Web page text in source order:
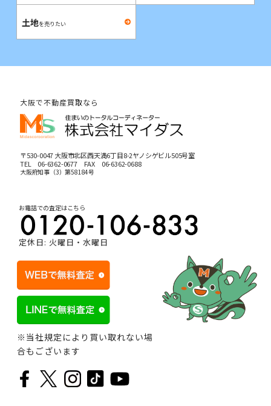
土地を売りたい
大阪で不動産買取なら
〒530-0047 大阪市北区西天満6丁目8-2ヤノシゲビル505号室
TEL 06-6362-0677FAX 06-6362-0688
大阪府知事（3）第58184号
お電話での査定はこちら
定休日: 火曜日・水曜日
※当社規定により買い取れない場
合もございます